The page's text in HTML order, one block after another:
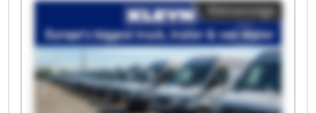
GmbH Moroff und Baierl GmbH Moroff und
Baierl GmbH Moroff und Baierl GmbH Moroff
und Baierl GmbH Moroff und Baierl GmbH
Moroff und Baierl GmbH Moroff und Baierl
GmbH Moroff und Baierl GmbH Moroff und
Baierl GmbH Moroff und Baierl GmbH Moroff
und Baierl GmbH
Kleinanzeige